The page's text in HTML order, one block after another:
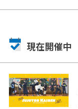
現在開催中